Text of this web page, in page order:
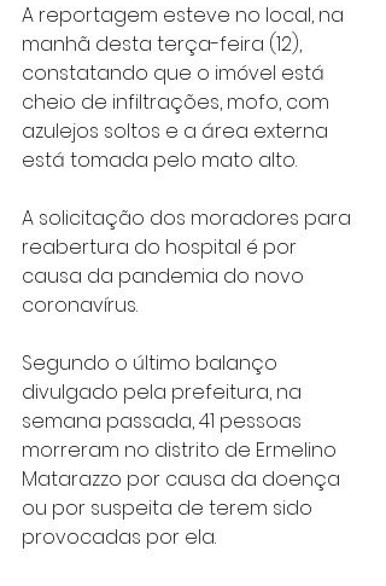
A reportagem esteve no local, na
manhã desta terça-feira (12),
constatando que o imóvel está
cheio de infiltrações, mofo, com
azulejos soltos e a área externa
está tomada pelo mato alto.
A solicitação dos moradores para
reabertura do hospital é por
causa da pandemia do novo
coronavírus.
Segundo o último balanço
divulgado pela prefeitura, na
semana passada, 41 pessoas
morreram no distrito de Ermelino
Matarazzo por causa da doença
ou por suspeita de terem sido
provocadas por ela.